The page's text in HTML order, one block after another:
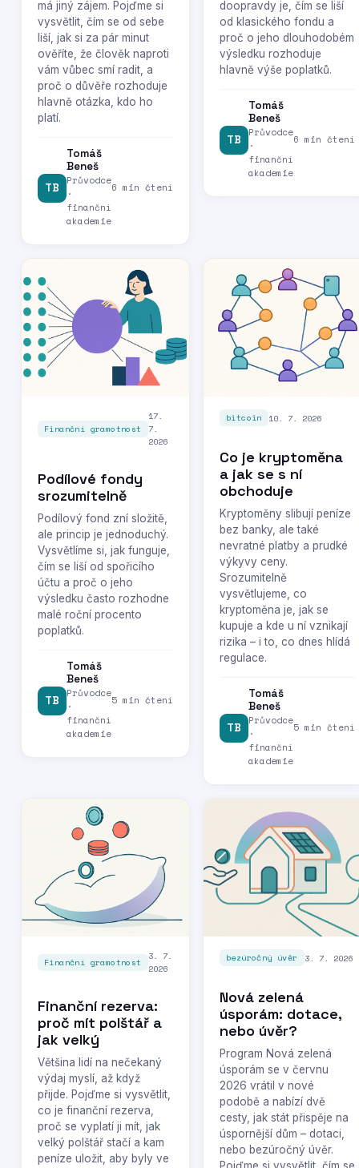
má jiný zájem. Pojďme si
vysvětlit, čím se od sebe
liší, jak si za pár minut
ověříte, že člověk naproti
vám vůbec smí radit, a
proč o důvěře rozhoduje
hlavně otázka, kdo ho
platí.
TB
Tomáš
Beneš
Průvodce
·
finanční
akademie
6 min čtení
doopravdy je, čím se liší
od klasického fondu a
proč o jeho dlouhodobém
výsledku rozhoduje
hlavně výše poplatků.
TB
Tomáš
Beneš
Průvodce
·
finanční
akademie
6 min čtení
Finanční gramotnost
17.
7.
2026
Podílové fondy
srozumitelně
Podílový fond zní složitě,
ale princip je jednoduchý.
Vysvětlíme si, jak funguje,
čím se liší od spořicího
účtu a proč o jeho
výsledku často rozhodne
malé roční procento
poplatků.
TB
Tomáš
Beneš
Průvodce
·
finanční
akademie
5 min čtení
bitcoin 10. 7. 2026
Co je kryptoměna
a jak se s ní
obchoduje
Kryptoměny slibují peníze
bez banky, ale také
nevratné platby a prudké
výkyvy ceny.
Srozumitelně
vysvětlujeme, co
kryptoměna je, jak se
kupuje a kde u ní vznikají
rizika – i to, co dnes hlídá
regulace.
TB
Tomáš
Beneš
Průvodce
·
finanční
akademie
5 min čtení
Finanční gramotnost
3. 7.
2026
Finanční rezerva:
proč mít polštář a
jak velký
Většina lidí na nečekaný
výdaj myslí, až když
přijde. Pojďme si vysvětlit,
co je finanční rezerva,
proč se vyplatí ji mít, jak
velký polštář stačí a kam
peníze uložit, aby byly ve
bezúročný úvěr 3. 7. 2026
Nová zelená
úsporám: dotace,
nebo úvěr?
Program Nová zelená
úsporám se v červnu
2026 vrátil v nové
podobě a nabízí dvě
cesty, jak stát přispěje na
úspornější dům – dotaci,
nebo bezúročný úvěr.